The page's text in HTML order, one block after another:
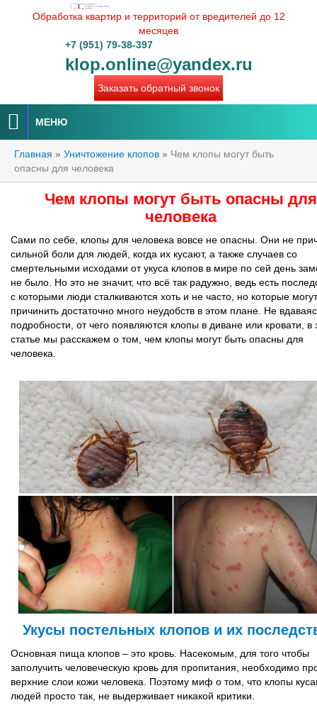
Обработка квартир и территорий от вредителей до 12
месяцев
+7 (951) 79-38-397
klop.online@yandex.ru
Заказать обратный звонок
МЕНЮ
Главная » Уничтожение клопов » Чем клопы могут быть
опасны для человека
Чем клопы могут быть опасны для
человека
Сами по себе, клопы для человека вовсе не опасны. Они не
сильной боли для людей, когда их кусают, а также случаев со
смертельными исходами от укуса клопов в мире по сей день
не было. Но это не значит, что всё так радужно, ведь есть
с которыми люди сталкиваются хоть и не часто, но которые могут
причинить достаточно много неудобств в этом плане. Не
подробности, от чего появляются клопы в диване или кровати, в
статье мы расскажем о том, чем клопы могут быть опасны для
человека.
Укусы постельных клопов и их
Основная пища клопов – это кровь. Насекомым, для того чтобы
заполучить человеческую кровь для пропитания, необходимо
верхние слои кожи человека. Поэтому миф о том, что клопы
людей просто так, не выдерживает никакой критики.